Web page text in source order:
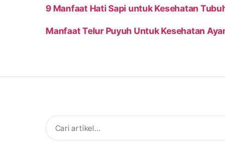
9 Manfaat Hati Sapi untuk Kesehatan
Manfaat Telur Puyuh Untuk Kesehatan
Search
for: